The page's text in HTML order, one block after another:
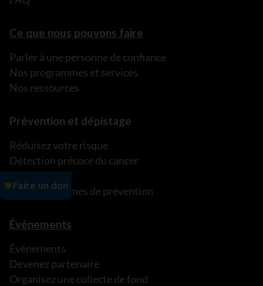
Ce que nous pouvons faire
Parler à une personne de confiance
Nos programmes et services
Nos ressources
Prévention et dépistage
Réduisez votre risque
Détection précoce du cancer
C’est ma vie!
Nos programmes de prévention
Événements
Événements
Devenez partenaire
Organisez une collecte de fond